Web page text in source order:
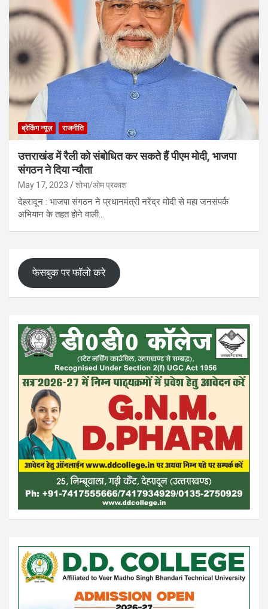
ब्रेकिंग न्यूज़ राजनीति
उत्तराखंड में रैली को संबोधित कर सकते हैं पीएम मोदी, भाजपा
संगठन ने दिया न्यौता
May 17, 2023 शोभा/ओम प्रकाश
देहरादून : भाजपा संगठन ने प्रधानमंत्री नरेंद्र मोदी से महा जनसंपर्क
अभियान के तहत होने वाली…
फेसबुक पर फॉलो करे